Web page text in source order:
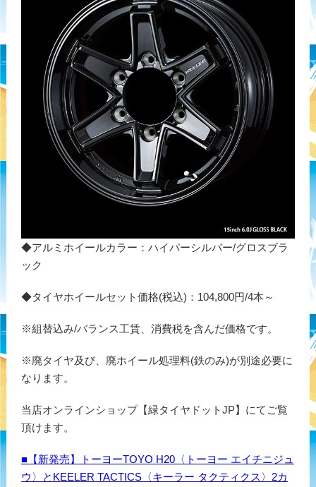
◆アルミホイールカラー：ハイパーシルバー/グロスブラ
ック
◆タイヤホイールセット価格(税込)：104,800円/4本～
※組替込み/バランス工賃、消費税を含んだ価格です。
※廃タイヤ及び、廃ホイール処理料(鉄のみ)が別途必要に
なります。
当店オンラインショップ【緑タイヤドットJP】にてご覧
頂けます。
■【新発売】トーヨーTOYO H20〈トーヨー エイチニジュ
ウ〉とKEELER TACTICS〈キーラー タクティクス〉2カ